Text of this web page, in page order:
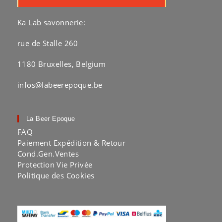
Ka Lab savonnerie:
rue de Stalle 260
1180 Bruxelles, Belgium
infos@labeerepoque.be
La Beer Epoque
FAQ
Paiement Expédition & Retour
Cond.Gen.Ventes
Protection Vie Privée
Politique des Cookies